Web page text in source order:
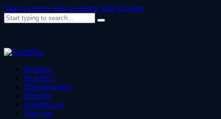
Skip to content Skip to sidebar Skip to footer
Startseite
So geht’s!
Öffnungszeiten
Bereiche
SchaffKreise
Über uns